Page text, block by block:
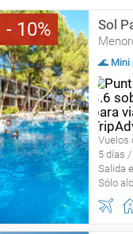
10 Sol
🌊 Mini
Vuelos
5 días
Salida
Sólo